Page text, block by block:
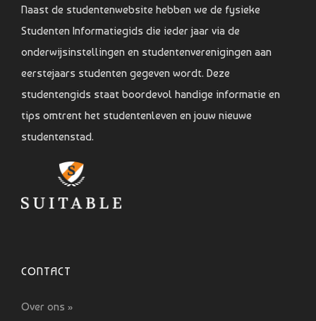
Naast de studentenwebsite hebben we de fysieke
Studenten Informatiegids die ieder jaar via de
onderwijsinstellingen en studentenverenigingen aan
eerstejaars studenten gegeven wordt. Deze
studentengids staat boordevol handige informatie en
tips omtrent het studentenleven en jouw nieuwe
studentenstad.
CONTACT
Over ons »